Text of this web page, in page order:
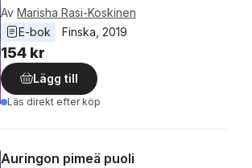
Av Marisha Rasi-Koskinen
E-bok
Finska, 2019
154 kr
Lägg till
Läs direkt efter köp
Auringon pimeä puoli